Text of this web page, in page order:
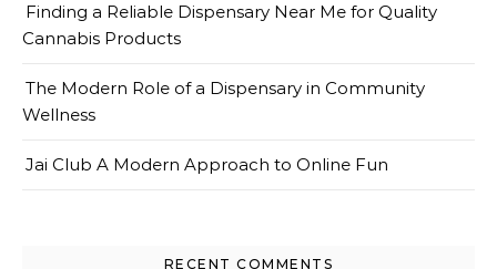
Finding a Reliable Dispensary Near Me for Quality
Cannabis Products
The Modern Role of a Dispensary in Community
Wellness
Jai Club A Modern Approach to Online Fun
RECENT COMMENTS